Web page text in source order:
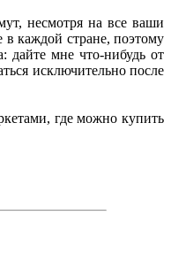
несмотря на все ваши
в каждой стране, поэтому
дайте мне что-нибудь от
исключительно после
где можно купить